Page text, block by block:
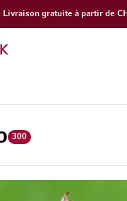
Livraison gratuite à partir de
300